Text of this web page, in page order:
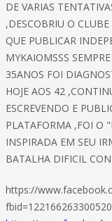
DE VARIAS
,DESCOBRIU O
QUE PUBLICAR
MYKAIOMSSS
35ANOS FOI
HOJE AOS 42
ESCREVENDO E
PLATAFORMA ,FOI O
INSPIRADA EM SEU
BATALHA DIFICIL
https://